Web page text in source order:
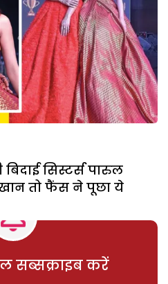
सिस्टर्स पारुल
खान तो फैंस ने पूछा ये
सब्सक्राइब करें